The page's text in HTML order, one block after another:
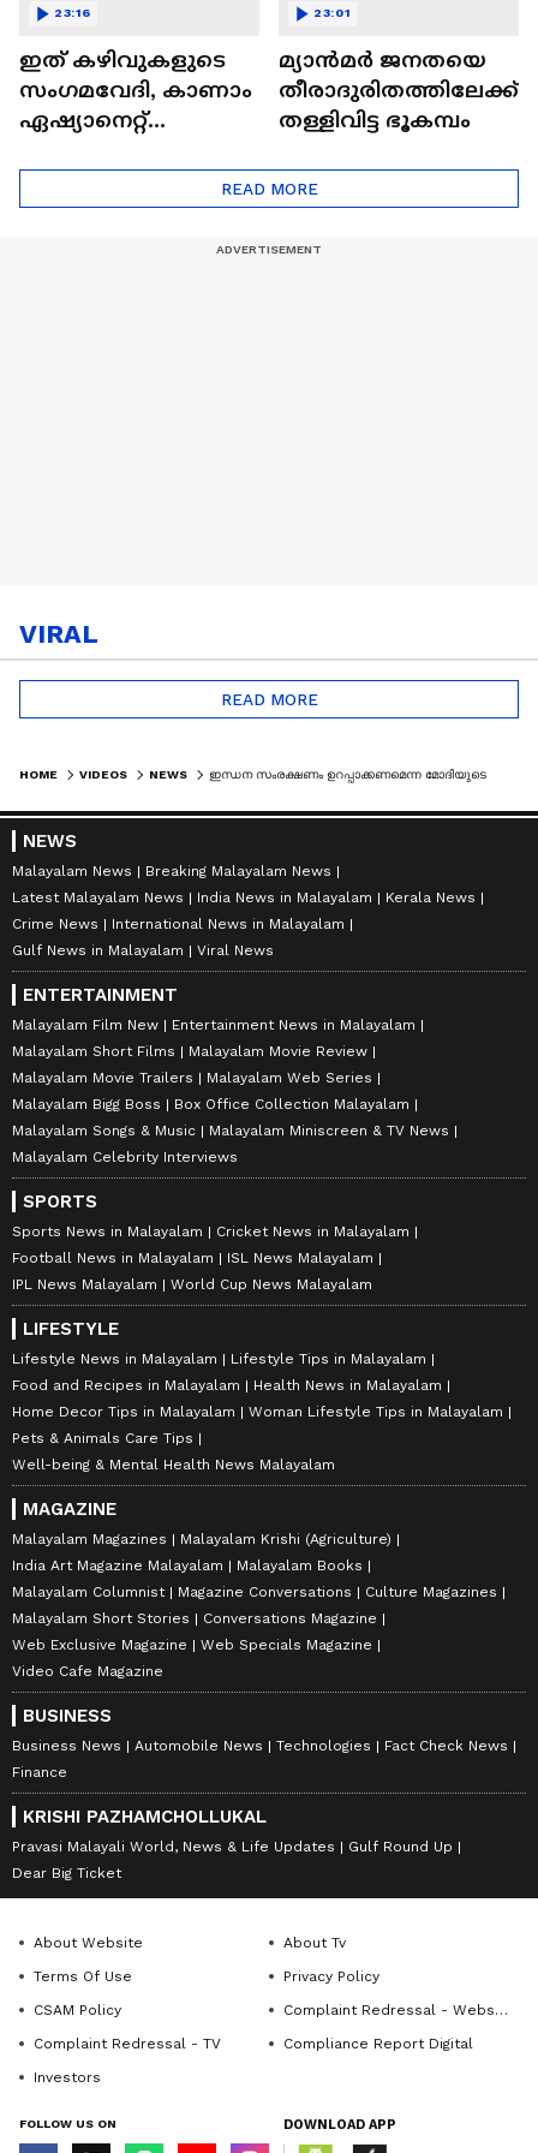
ഇത് കഴിവുകളുടെ
സംഗമവേദി, കാണാം
ഏഷ്യാനെറ്റ്
23:16
മ്യാൻമർ ജനതയെ
തീരാദുരിതത്തിലേക്ക്
തള്ളിവിട്ട ഭൂകമ്പം
23:01
READ MORE
VIRAL
READ MORE
HOME VIDEOS NEWS
NEWS
Malayalam News
Breaking Malayalam News
Latest Malayalam News
India News in Malayalam
Kerala News
Crime News
International News in Malayalam
Gulf News in Malayalam
Viral News
ENTERTAINMENT
Malayalam Film New
Entertainment News in Malayalam
Malayalam Short Films
Malayalam Movie Review
Malayalam Movie Trailers
Malayalam Web Series
Malayalam Bigg Boss
Box Office Collection Malayalam
Malayalam Songs & Music
Malayalam Miniscreen & TV News
Malayalam Celebrity Interviews
SPORTS
Sports News in Malayalam
Cricket News in Malayalam
Football News in Malayalam
ISL News Malayalam
IPL News Malayalam
World Cup News Malayalam
LIFESTYLE
Lifestyle News in Malayalam
Lifestyle Tips in Malayalam
Food and Recipes in Malayalam
Health News in Malayalam
Home Decor Tips in Malayalam
Woman Lifestyle Tips in Malayalam
Pets & Animals Care Tips
Well-being & Mental Health News Malayalam
MAGAZINE
Malayalam Magazines
Malayalam Krishi (Agriculture)
India Art Magazine Malayalam
Malayalam Books
Malayalam Columnist
Magazine Conversations
Culture Magazines
Malayalam Short Stories
Conversations Magazine
Web Exclusive Magazine
Web Specials Magazine
Video Cafe Magazine
BUSINESS
Business News Automobile News Technologies
Fact Check News
Finance
KRISHI PAZHAMCHOLLUKAL
Pravasi Malayali World, News & Life Updates
Gulf Round Up
Dear Big Ticket
About Website
About Tv
Terms Of Use
Privacy Policy
CSAM Policy
Complaint Redressal - Website
Complaint Redressal - TV
Compliance Report Digital
Investors
FOLLOW US ON DOWNLOAD APP